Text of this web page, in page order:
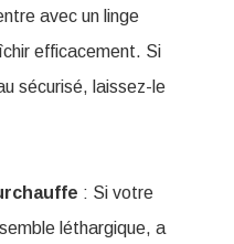
avec un linge
efficacement. Si
sécurisé, laissez-le
: Si votre
léthargique, a